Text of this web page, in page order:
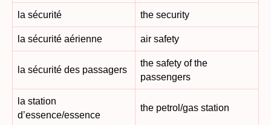
la sécurité the security
la sécurité aérienne air safety
la sécurité des passagers
the safety of the
passengers
la station
d’essence/essence
the petrol/gas station